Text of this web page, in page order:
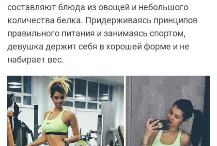
составляют блюда из овощей и небольшого
количества белка. Придерживаясь принципов
правильного питания и занимаясь спортом,
девушка держит себя в хорошей форме и не
набирает вес.